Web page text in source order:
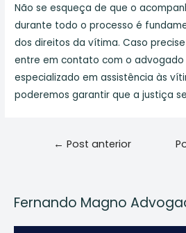
Não se esqueça de que o
durante todo o processo é
dos direitos da vítima. Caso
entre em contato com o advogado
especializado em assistência às
poderemos garantir que a justiça
Navegação
← Post anterior
Fernando Magno